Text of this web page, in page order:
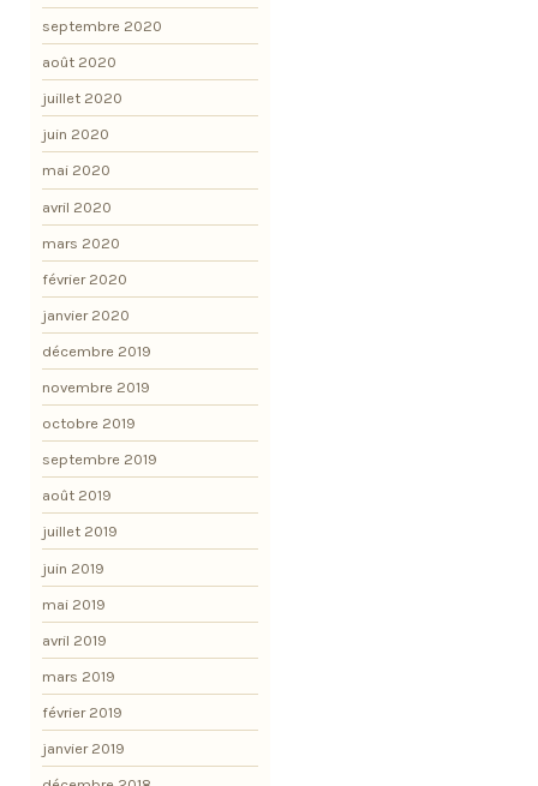
septembre 2020
août 2020
juillet 2020
juin 2020
mai 2020
avril 2020
mars 2020
février 2020
janvier 2020
décembre 2019
novembre 2019
octobre 2019
septembre 2019
août 2019
juillet 2019
juin 2019
mai 2019
avril 2019
mars 2019
février 2019
janvier 2019